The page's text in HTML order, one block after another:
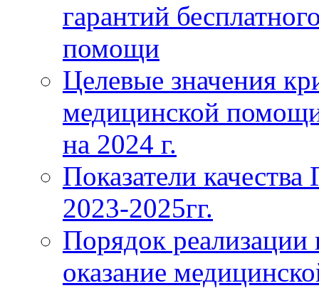
гарантий
помощи
Целевые значения
медицинской
на 2024 г.
Показатели
2023-2025гг.
Порядок реализации
оказание